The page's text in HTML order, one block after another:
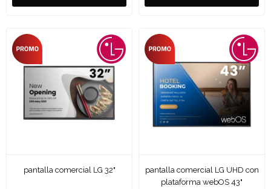
pantalla comercial LG 32"
pantalla comercial LG UHD con
plataforma webOS 43"